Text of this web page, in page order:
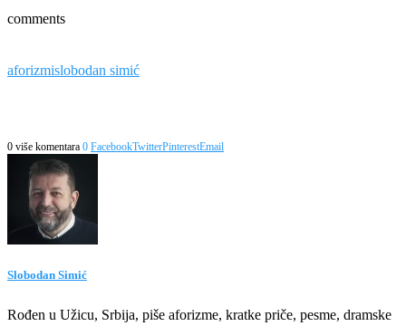
comments
aforizmislobodan simić
0 više komentara 0 FacebookTwitterPinterestEmail
Slobodan Simić
Rođen u Užicu, Srbija, piše aforizme, kratke priče, pesme, dramske